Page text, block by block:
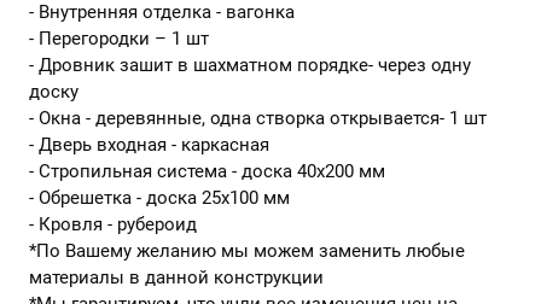
- Внутренняя отделка - вагонка
- Перегородки – 1 шт
- Дровник зашит в шахматном порядке- через одну
доску
- Окна - деревянные, одна створка открывается- 1 шт
- Дверь входная - каркасная
- Стропильная система - доска 40х200 мм
- Обрешетка - доска 25х100 мм
- Кровля - рубероид
*По Вашему желанию мы можем заменить любые
материалы в данной конструкции